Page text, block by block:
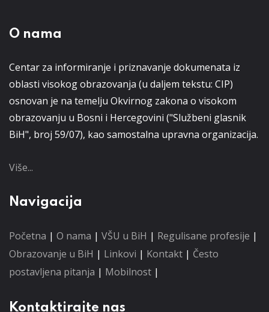
O nama
Centar za informiranje i priznavanje dokumenata iz
oblasti visokog obrazovanja (u daljem tekstu: CIP)
osnovan je na temelju Okvirnog zakona o visokom
obrazovanju u Bosni i Hercegovini ("Službeni glasnik
BiH", broj 59/07), kao samostalna upravna organizacija.
Više...
Navigacija
Početna | O nama | VŠU u BiH | Regulisane profesije |
Obrazovanje u BiH | Linkovi | Kontakt | Često
postavljena pitanja | Mobilnost |
Kontaktirajte nas